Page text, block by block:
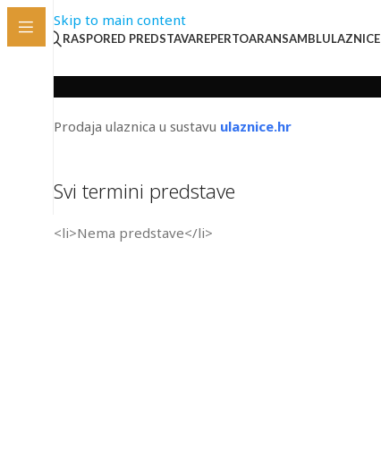
Skip to main content
RASPORED PREDSTAVAREPERTOARANSAMBLULAZNICE
Prodaja ulaznica u sustavu ulaznice.hr
Svi termini predstave
<li>Nema predstave</li>